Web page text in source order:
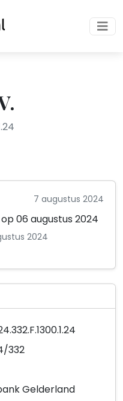
7 augustus 2024
06 augustus 2024
2024
332
Gelderland